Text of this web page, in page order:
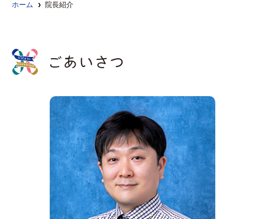
ホーム 院長紹介
ごあいさつ